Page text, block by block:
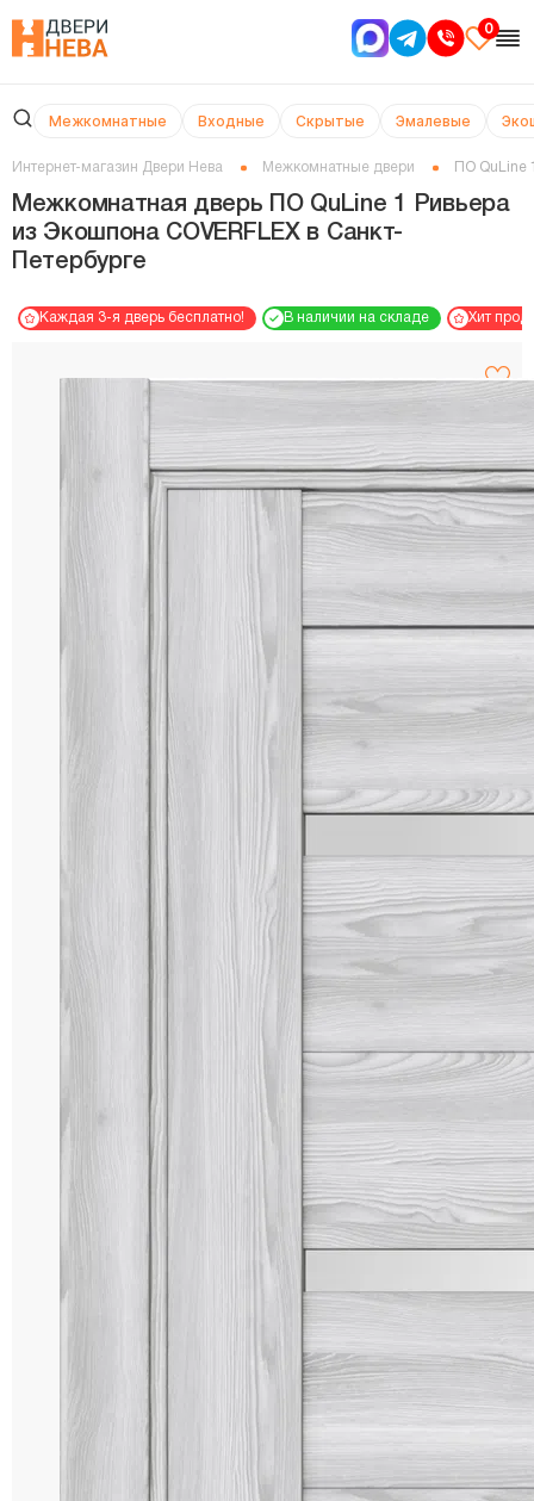
0
Межкомнатные Входные Скрытые Эмалевые
Интернет-магазин Двери Нева Межкомнатные двери ПО QuLine
Межкомнатная дверь ПО QuLine 1 Ривьера
из Экошпона COVERFLEX в Cанкт-
Петербурге
Каждая 3-я дверь бесплатно! В наличии на складе Хит